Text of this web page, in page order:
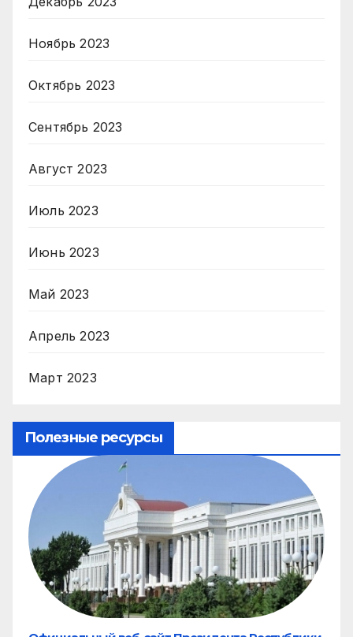
Ноябрь 2023
Октябрь 2023
Сентябрь 2023
Август 2023
Июль 2023
Июнь 2023
Май 2023
Апрель 2023
Март 2023
Полезные ресурсы